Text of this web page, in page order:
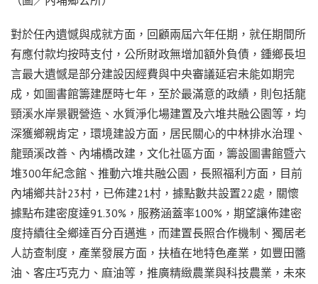
對於任內遺憾與成就方面，回顧兩屆六年任期，就任期間所
有應付款均按時支付，公所財政無增加額外負債，鍾鄉長坦
言最大遺憾是部分建設因經費與中央審議延宕未能如期完
成，如圖書館籌建歷時七年，至於最滿意的政績，則包括龍
頸溪水岸景觀營造、水質淨化場建置及六堆共融公園等，均
深獲鄉親肯定，環境建設方面，居民關心的中林排水治理、
龍頸溪改善、內埔橋改建，文化社區方面，籌設圖書館暨六
堆300年紀念館、推動六堆共融公園，長照福利方面，目前
內埔鄉共計23村，已佈建21村，據點數共設置22處，關懷
據點布建密度達91.30%，服務涵蓋率100%，期望讓佈建密
度持續往全鄉達百分百邁進，而建置長照合作機制、獨居老
人訪查制度，產業發展方面，扶植在地特色產業，如豐田醬
油、客庄巧克力、麻油等，推廣精緻農業與科技農業，未來